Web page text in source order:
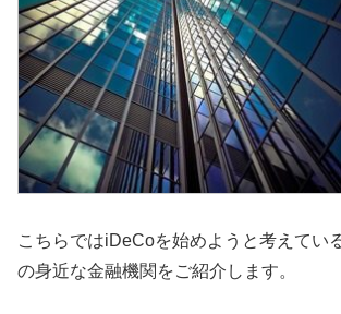
こちらではiDeCoを始めようと考えてい
の身近な金融機関をご紹介します。